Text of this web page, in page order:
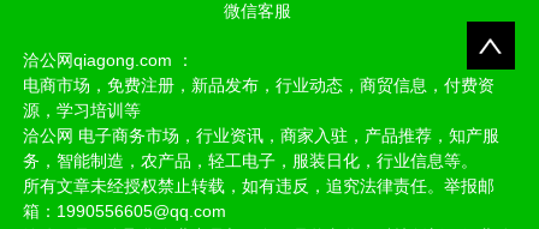
微信客服
洽公网qiagong.com ：
电商市场，免费注册，新品发布，行业动态，商贸信息，付费资
源，学习培训等
洽公网 电子商务市场，行业资讯，商家入驻，产品推荐，知产服
务，智能制造，农产品，轻工电子，服装日化，行业信息等。
所有文章未经授权禁止转载，如有违反，追究法律责任。举报邮
箱：1990556605@qq.com